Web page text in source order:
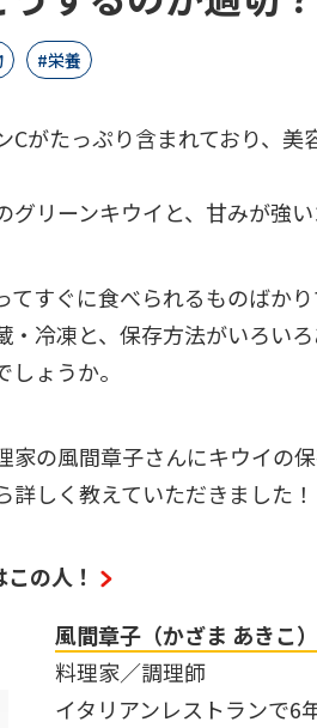
栄養
Cがたっぷり含まれており、
グリーンキウイと、甘みが強
てすぐに食べられるものばか
・冷凍と、保存方法がいろい
ょうか。
家の風間章子さんにキウイの
詳しく教えていただきました！
の人！
風間章子（かざま あきこ）
料理家／調理師
イタリアンレストランで6